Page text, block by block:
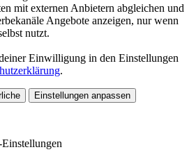
mit externen Anbietern abgleichen und
Angebote anzeigen, nur wenn
nutzt.
Einwilligung in den Einstellungen
.
Einstellungen anpassen